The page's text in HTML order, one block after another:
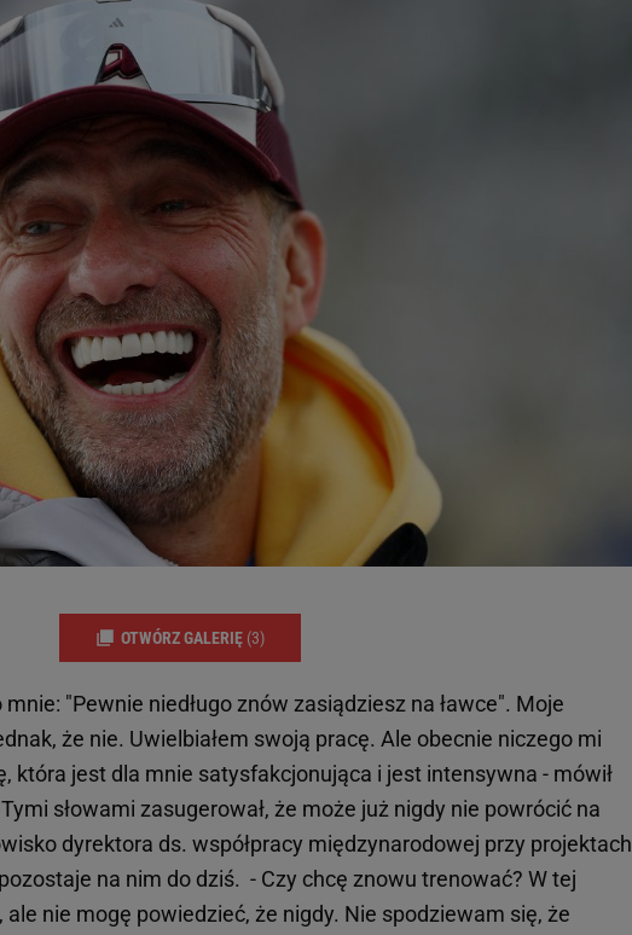
OTWÓRZ GALERIĘ (3)
"Pewnie niedługo znów zasiądziesz na ławce". Moje
że nie. Uwielbiałem swoją pracę. Ale obecnie niczego mi
która jest dla mnie satysfakcjonująca i jest intensywna - mówił
słowami zasugerował, że może już nigdy nie powrócić na
dyrektora ds. współpracy międzynarodowej przy projektach
na nim do dziś. - Czy chcę znowu trenować? W tej
ale nie mogę powiedzieć, że nigdy. Nie spodziewam się, że